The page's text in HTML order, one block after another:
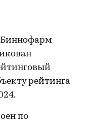
рейтинга
по